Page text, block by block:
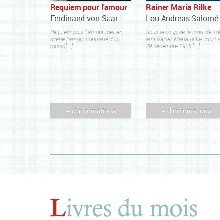
Requiem pour l'amour
Ferdinand von Saar
Requiem pour l’amour met en
scène l’amour contrarié d’un
music[...]
+ d'informations
Rainer Maria Rilke
Lou Andreas-Salomé
Sous le coup de la mort de
ami Rainer Maria Rilke, mort
29 décembre 1926 [...]
+ d'informations
Livres du mois